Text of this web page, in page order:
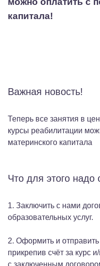
Семинары
Контакты
Взрослым пациентам
+7 (495) 221-87-77
+7 (969) 792-92-66
капитала!
Важная новость!
Теперь все занятия в
курсы реабилитации
материнского капитала
Что для этого надо
1. Заключить с нами
образовательных услуг.
2. Оформить и отправить
прикрепив счёт за курс